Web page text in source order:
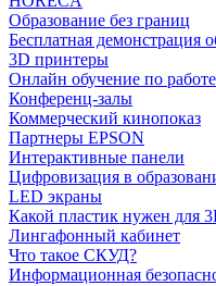
Образование без границ
Бесплатная демонстрация
3D принтеры
Онлайн обучение по
Конференц-залы
Коммерческий кинопоказ
Партнеры EPSON
Интерактивные панели
Цифровизация в
LED экраны
Какой пластик нужен для
Лингафонный кабинет
Что такое СКУД?
Информационная